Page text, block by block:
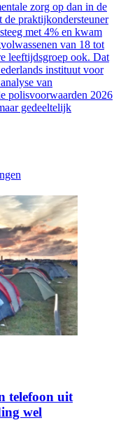
zorg op dan in de
de praktijkondersteuner
met 4% en kwam
van 18 tot
leeftijdsgroep ook. Dat
instituut voor
van
polisvoorwaarden 2026
gedeeltelijk
telefoon uit
wel